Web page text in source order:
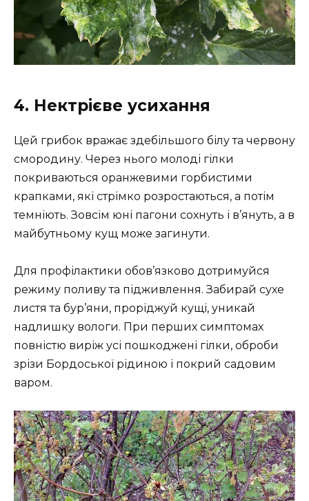
4. Нектрієве усихання
Цей грибок вражає здебільшого білу та червону
смородину. Через нього молоді гілки
покриваються оранжевими горбистими
крапками, які стрімко розростаються, а потім
темніють. Зовсім юні пагони сохнуть і в’януть, а в
майбутньому кущ може загинути.
Для профілактики обов’язково дотримуйся
режиму поливу та підживлення. Забирай сухе
листя та бур’яни, проріджуй кущі, уникай
надлишку вологи. При перших симптомах
повністю виріж усі пошкоджені гілки, оброби
зрізи Бордоської рідиною і покрий садовим
варом.